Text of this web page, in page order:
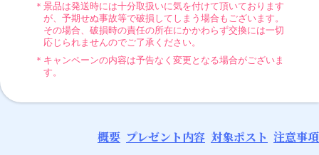
景品は発送時には十分取扱いに気を付けて頂いております
が、予期せぬ事故等で破損してしまう場合もございます。
その場合、破損時の責任の所在にかかわらず交換には一切
応じられませんのでご了承ください。
キャンペーンの内容は予告なく変更となる場合がございま
す。
概要 プレゼント内容 対象ポスト 注意事項